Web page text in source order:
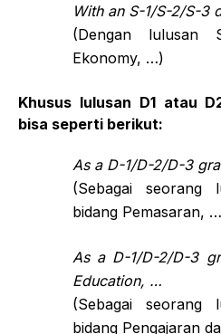
With an S-1/S-2/S-3
(Dengan lulusan
Ekonomy, …)
Khusus lulusan D1 atau
bisa seperti berikut:
As a D-1/D-2/D-3
(Sebagai seorang
bidang Pemasaran,
As a D-1/D-2/D-3
Education, …
(Sebagai seorang
bidang Pengajaran